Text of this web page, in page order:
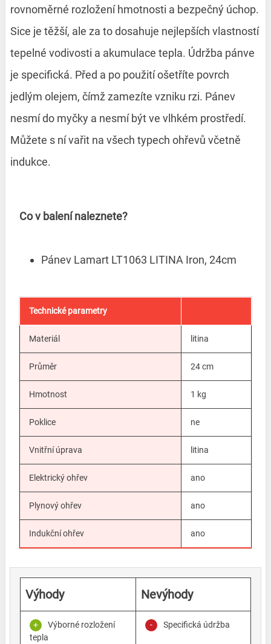
rovnoměrné rozložení hmotnosti a bezpečný úchop.
Sice je těžší, ale za to dosahuje nejlepších vlastností
tepelné vodivosti a akumulace tepla. Údržba pánve
je specifická. Před a po použití ošetříte povrch
jedlým olejem, čímž zamezíte vzniku rzi. Pánev
nesmí do myčky a nesmí být ve vlhkém prostředí.
Můžete s ní vařit na všech typech ohřevů včetně
indukce.
Co v balení naleznete?
Pánev Lamart LT1063 LITINA Iron, 24cm
Technické parametry
Materiál litina
Průměr 24 cm
Hmotnost 1 kg
Poklice ne
Vnitřní úprava litina
Elektrický ohřev ano
Plynový ohřev ano
Indukční ohřev ano
Výhody Nevýhody
Výborné rozložení
tepla
Specifická údržba